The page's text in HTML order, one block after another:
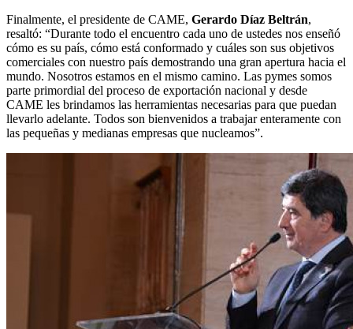
Finalmente, el presidente de CAME, Gerardo Díaz Beltrán,
resaltó: “Durante todo el encuentro cada uno de ustedes nos enseñó
cómo es su país, cómo está conformado y cuáles son sus objetivos
comerciales con nuestro país demostrando una gran apertura hacia el
mundo. Nosotros estamos en el mismo camino. Las pymes somos
parte primordial del proceso de exportación nacional y desde
CAME les brindamos las herramientas necesarias para que puedan
llevarlo adelante. Todos son bienvenidos a trabajar enteramente con
las pequeñas y medianas empresas que nucleamos”.